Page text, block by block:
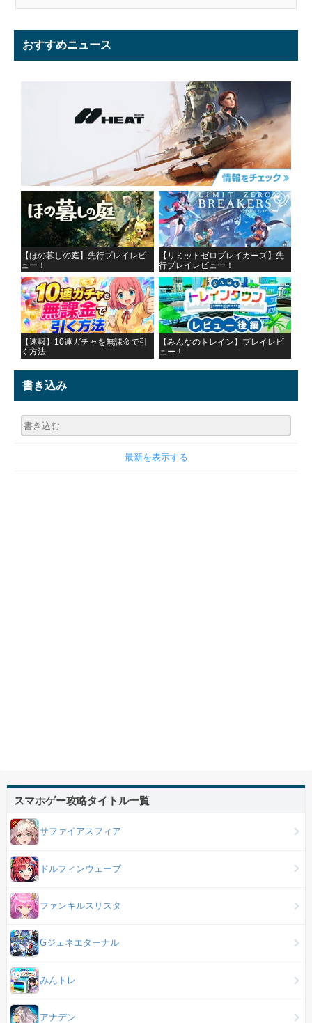
おすすめニュース
【ほの暮しの庭】先行プレイレビ
ュー！
【リミットゼロブレイカーズ】先
行プレイレビュー！
【速報】10連ガチャを無課金で引
く方法
【みんなのトレイン】プレイレビ
ュー！
書き込み
最新を表示する
スマホゲー攻略タイトル一覧
サファイアスフィア
ドルフィンウェーブ
ファンキルスリスタ
Gジェネエターナル
みんトレ
アナデン